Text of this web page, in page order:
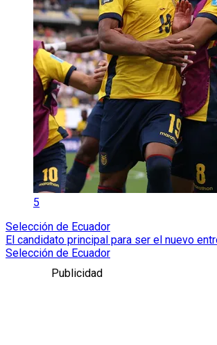
5
Selección de Ecuador
El candidato principal para ser el nuevo
Selección de Ecuador
Publicidad